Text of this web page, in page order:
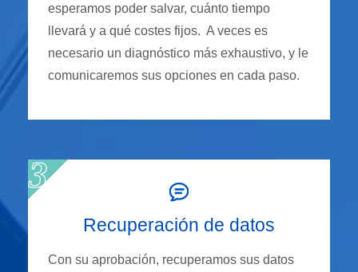
esperamos poder salvar, cuánto tiempo
llevará y a qué costes fijos. A veces es
necesario un diagnóstico más exhaustivo, y le
comunicaremos sus opciones en cada paso.
Recuperación de datos
Con su aprobación, recuperamos sus datos